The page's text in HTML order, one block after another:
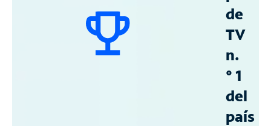
de
TV
n.
° 1
del
país